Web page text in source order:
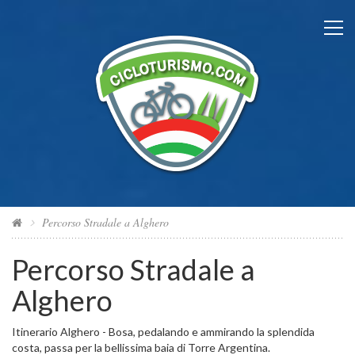
Percorso Stradale a Alghero
Percorso Stradale a
Alghero
Itinerario Alghero - Bosa, pedalando e ammirando la splendida
costa, passa per la bellissima baia di Torre Argentina.